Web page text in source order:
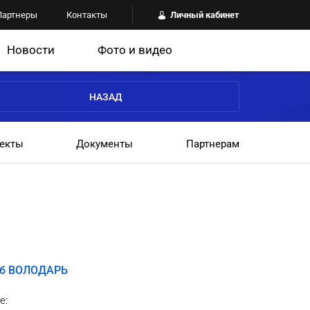
Контакты Личный кабинет
Новости Фото и видео
НАЗАД
Документы Партнерам
ВОЛОДАРЬ